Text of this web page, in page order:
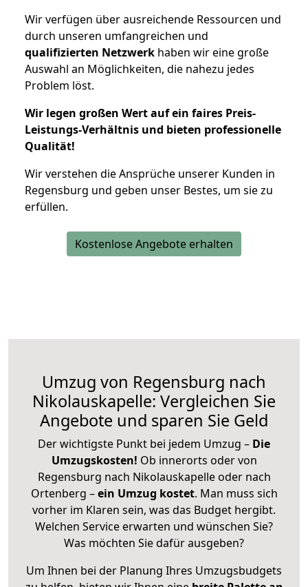
Wir verfügen über ausreichende Ressourcen und
durch unseren umfangreichen und
qualifizierten Netzwerk haben wir eine große
Auswahl an Möglichkeiten, die nahezu jedes
Problem löst.
Wir legen großen Wert auf ein faires Preis-
Leistungs-Verhältnis und bieten professionelle
Qualität!
Wir verstehen die Ansprüche unserer Kunden in
Regensburg und geben unser Bestes, um sie zu
erfüllen.
Kostenlose Angebote erhalten
Umzug von Regensburg nach
Nikolauskapelle: Vergleichen Sie
Angebote und sparen Sie Geld
Der wichtigste Punkt bei jedem Umzug – Die
Umzugskosten! Ob innerorts oder von
Regensburg nach Nikolauskapelle oder nach
Ortenberg –ein Umzug kostet. Man muss sich
vorher im Klaren sein, was das Budget hergibt.
Welchen Service erwarten und wünschen Sie?
Was möchten Sie dafür ausgeben?
Um Ihnen bei der Planung Ihres Umzugsbudgets